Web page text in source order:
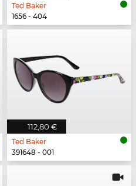
Ted Baker
1656 - 404
112,80 €
Ted Baker
391648 - 001